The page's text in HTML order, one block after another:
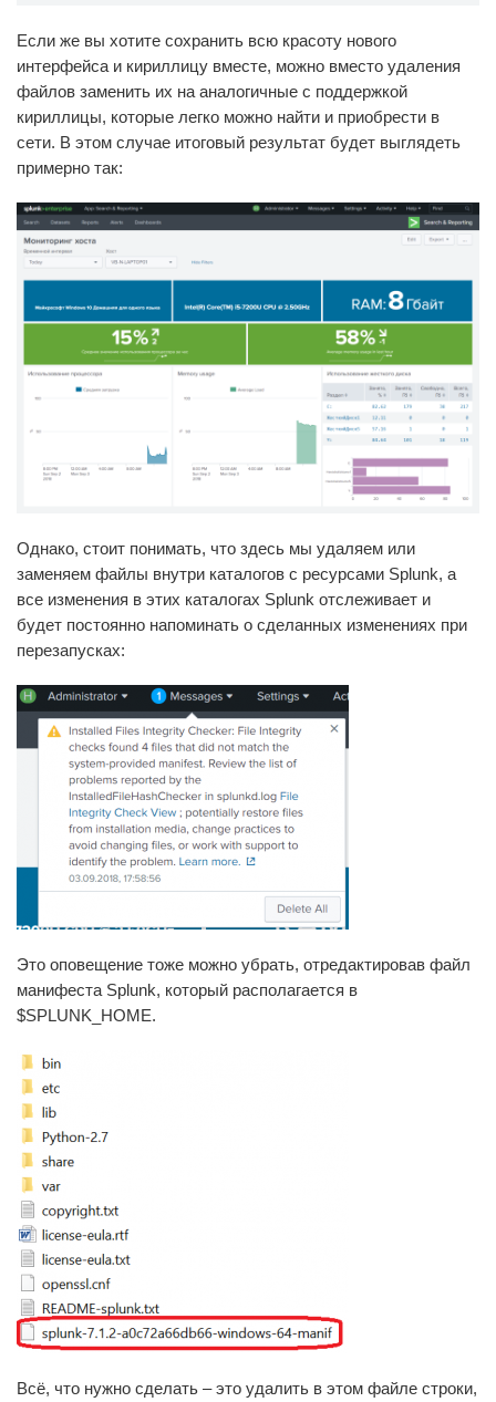
Если же вы хотите сохранить всю красоту нового
интерфейса и кириллицу вместе, можно вместо удаления
файлов заменить их на аналогичные с поддержкой
кириллицы, которые легко можно найти и приобрести в
сети. В этом случае итоговый результат будет выглядеть
примерно так:
Однако, стоит понимать, что здесь мы удаляем или
заменяем файлы внутри каталогов с ресурсами Splunk, а
все изменения в этих каталогах Splunk отслеживает и
будет постоянно напоминать о сделанных изменениях при
перезапусках:
Это оповещение тоже можно убрать, отредактировав файл
манифеста Splunk, который располагается в
$SPLUNK_HOME.
Всё, что нужно сделать – это удалить в этом файле строки,